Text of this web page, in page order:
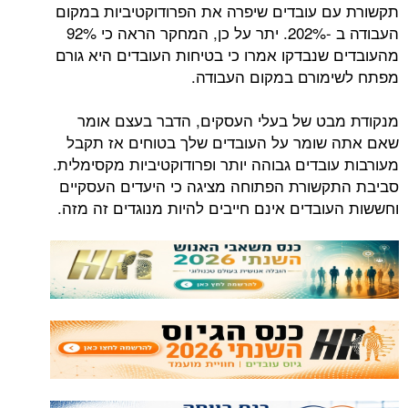
עובדים שיפרה את הפרודוקטיביות במקום
העבודה ב -202%. יתר על כן, המחקר הראה כי 92%
אמרו כי בטיחות העובדים היא גורם
במקום העבודה.
של בעלי העסקים, הדבר בעצם אומר
על העובדים שלך בטוחים אז תקבל
גבוהה יותר ופרודוקטיביות מקסימלית.
הפתוחה מציגה כי היעדים העסקיים
אינם חייבים להיות מנוגדים זה מזה.